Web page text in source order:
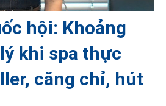
hội: Khoảng
khi spa thực
căng chỉ, hút